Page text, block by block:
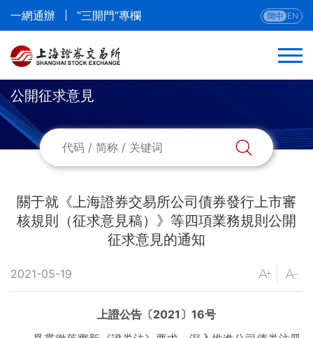
一網通辦 “三開門”專欄 簡中 EN
返回
法律法規
本所業務規則
公開征求意見
關于就《上海證券交易所公司債券發行上市審
核規則（征求意見稿）》等四項業務規則公開
征求意見的通知
2021-05-19
上證公告〔2021〕16号